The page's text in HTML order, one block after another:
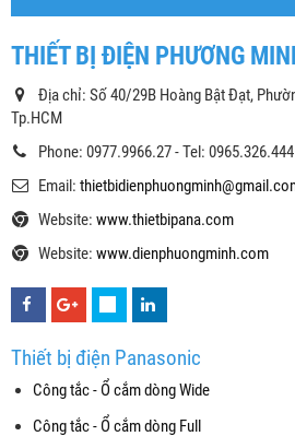
THIẾT BỊ ĐIỆN PHƯƠNG
Địa chỉ: Số 40/29B Hoàng Bật Đạt,
Tp.HCM
Phone: 0977.9966.27 - Tel: 0965.326.444
Email:
Website: www.thietbipana.com
Website: www.dienphuongminh.com
Thiết bị điện Panasonic
Công tắc - Ổ cắm dòng Wide
Công tắc - Ổ cắm dòng Full